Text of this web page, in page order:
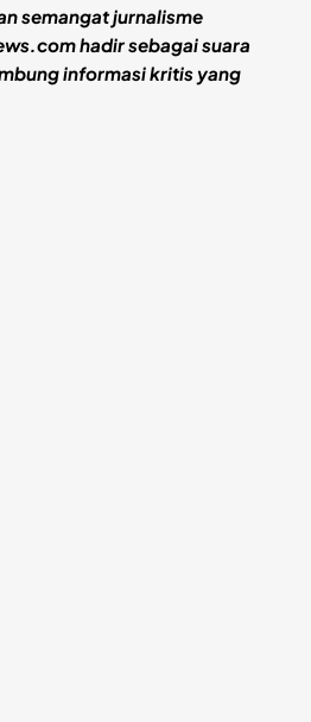
semangat jurnalisme
hadir sebagai suara
informasi kritis yang